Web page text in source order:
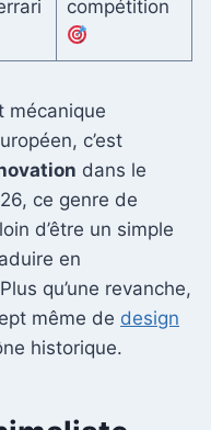
compétition
mécanique
c’est
dans le
ce genre de
d’être un simple
en
qu’une revanche,
même de design
historique.